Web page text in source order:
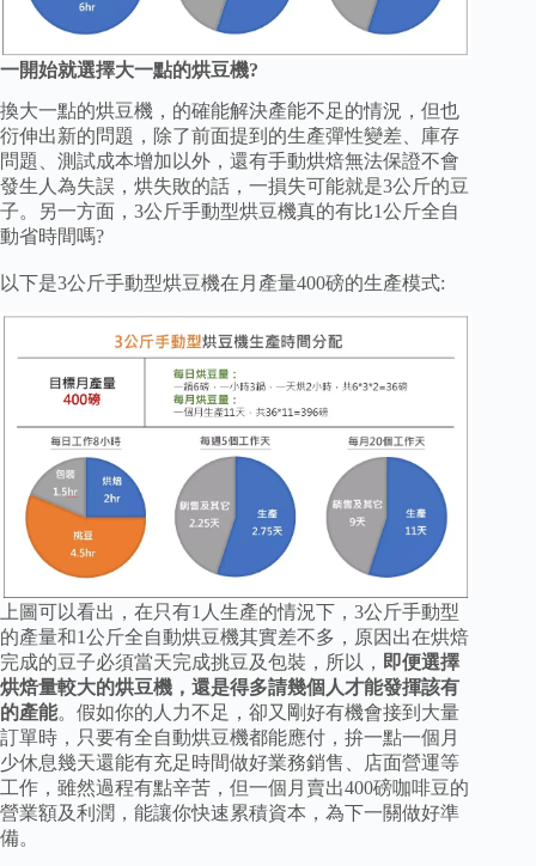
一開始就選擇大一點的烘豆機?
換大一點的烘豆機，的確能解決產能不足的情況，但也
衍伸出新的問題，除了前面提到的生產彈性變差、庫存
問題、測試成本增加以外，還有手動烘焙無法保證不會
發生人為失誤，烘失敗的話，一損失可能就是3公斤的豆
子。另一方面，3公斤手動型烘豆機真的有比1公斤全自
動省時間嗎?
以下是3公斤手動型烘豆機在月產量400磅的生產模式:
上圖可以看出，在只有1人生產的情況下，3公斤手動型
的產量和1公斤全自動烘豆機其實差不多，原因出在烘焙
完成的豆子必須當天完成挑豆及包裝，所以， 即便選擇
烘焙量較大的烘豆機，還是得多請幾個人才能發揮該有
的產能。假如你的人力不足，卻又剛好有機會接到大量
訂單時，只要有全自動烘豆機都能應付，拚一點一個月
少休息幾天還能有充足時間做好業務銷售、店面營運等
工作，雖然過程有點辛苦，但一個月賣出400磅咖啡豆的
營業額及利潤，能讓你快速累積資本，為下一關做好準
備。